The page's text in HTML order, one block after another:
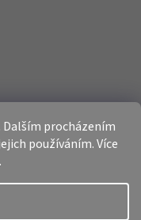
procházením
používáním. Více
.